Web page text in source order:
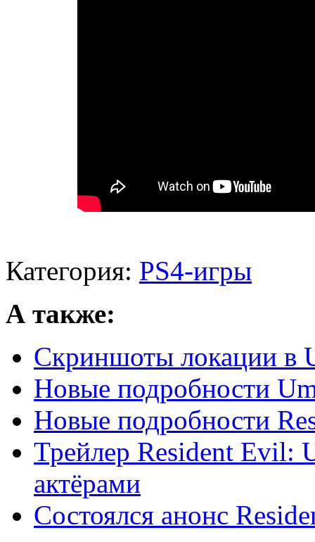
Категория: PS4-игры
А также:
Скриншоты локации в
Новые подробности
Новые подробности
Трейлер Resident Evil:
актёрами
Состоялся анонс